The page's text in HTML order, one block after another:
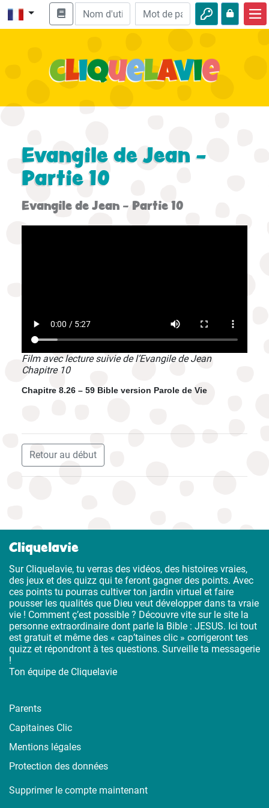
Enseignement biblique
Aventures
Evangile de Jean -
Partie 10
Evangile de Jean - Partie 10
Film avec lecture suivie de l’Evangile de Jean
Chapitre 10
Chapitre 8.26 – 59 Bible version Parole de Vie
Retour au début
Cliquelavie
Sur Cliquelavie, tu verras des vidéos, des histoires vraies,
des jeux et des quizz qui te feront gagner des points. Avec
ces points tu pourras cultiver ton jardin virtuel et faire
pousser les qualités que Dieu veut développer dans ta vraie
vie ! Comment ç’est possible ? Découvre vite sur le site la
personne extraordinaire dont parle la Bible : JESUS. Ici tout
est gratuit et même des « cap’taines clic » corrigeront tes
quizz et répondront à tes questions. Surveille ta messagerie
!
Ton équipe de Cliquelavie
Parents
Capitaines Clic
Mentions légales
Protection des données
Supprimer le compte maintenant